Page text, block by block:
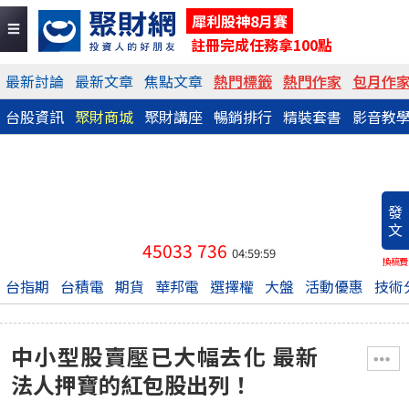
犀利股神8月賽
註冊完成任務拿100點
最新討論 最新文章 焦點文章 熱門標籤 熱門作家 包月作
台股資訊 聚財商城 聚財講座 暢銷排行 精裝套書 影音教
發
文
換稿費
45033 736 04:59:59
台指期 台積電 期貨 華邦電 選擇權 大盤 活動優惠 技術
中小型股賣壓已大幅去化 最新
法人押寶的紅包股出列！